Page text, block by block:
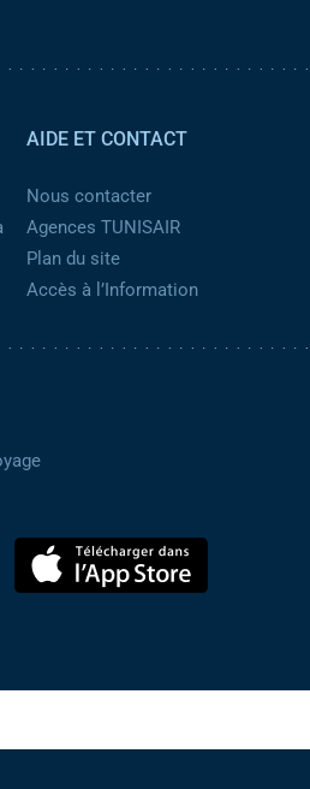
AIDE ET CONTACT
Nous contacter
Agences TUNISAIR
Plan du site
Accès à l’Information